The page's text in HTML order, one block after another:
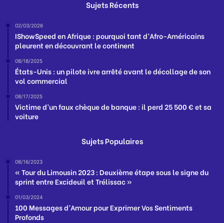
Sujets Récents
02/03/2026
IShowSpeed en Afrique : pourquoi tant d’Afro-Américains
pleurent en découvrant le continent
08/18/2025
États-Unis : un pilote ivre arrêté avant le décollage de son
vol commercial
08/17/2025
Victime d’un faux chèque de banque : il perd 25 500 € et sa
voiture
Sujets Populaires
08/16/2023
« Tour du Limousin 2023 : Deuxième étape sous le signe du
sprint entre Excideuil et Trélissac »
01/03/2024
100 Messages d’Amour pour Exprimer Vos Sentiments
Profonds